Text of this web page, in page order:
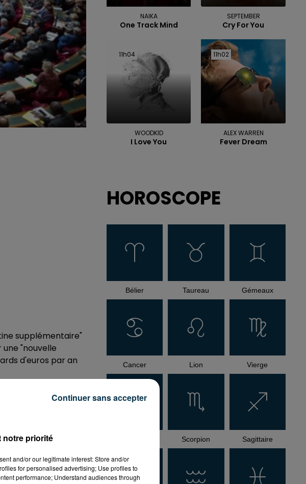
supplémentaire"
"nouvelle
d'euros par an
contre.
et Pierre-
la mesure.
et sénateurs)
"être ouvert" à la
NAIKA
One Track Mind
SEPTEMBER
Cry For You
11h04
11h04
WOODKID
I Love You
11h02
11h02
ALEX WARREN
Fever Dream
HOROSCOPE
Bélier Taureau Gémeaux
Cancer Lion Vierge
Scorpion Sagittaire
notre priorité
and/or our legitimate interest: Store and/or
for personalised advertising; Use profiles to
performance; Understand audiences through
Continuer sans accepter